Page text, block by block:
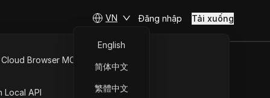
Browser MCP
Local API
VN
English
简体中文
繁體中文
Đăng nhập Tải xuống
Hiểu về phát hiện tính
năng của trình duyệt:
Hướng dẫn toàn diện
Hiểu cơ chế phát hiện tính